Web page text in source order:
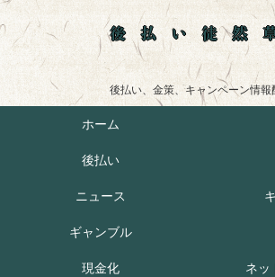
後払い徒然
後払い、金策、キャンペーン情報
ホーム
後払い
ニュース
ギャンブル
現金化 ネッ